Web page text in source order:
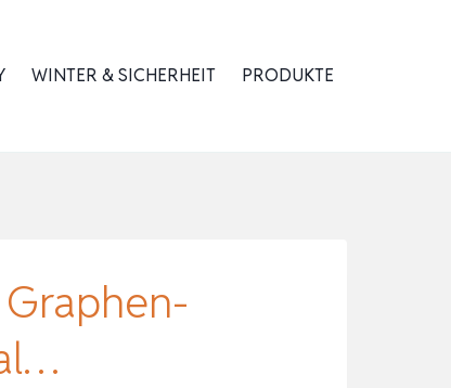
WINTER & SICHERHEIT PRODUKTE